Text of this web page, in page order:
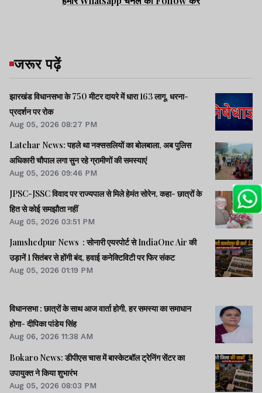
जरूर पढ़ें
झारखंड विधानसभा के 750 मीटर दायरे में धारा 163 लागू, धरना-
प्रदर्शन पर रोक
Aug 05, 2026 08:27 PM
Latehar News: पहले था नक्ससलियों का बोलबाला, अब पुलिस
अधिकारी चौपाल लगा सुन रहे ग्रामीणों की समस्याएं
Aug 05, 2026 09:46 PM
JPSC-JSSC विवाद पर राज्यपाल से मिले हेमंत सोरेन, कहा- छात्रों के
हित से कोई समझौता नहीं
Aug 05, 2026 03:51 PM
Jamshedpur News : सोनारी एयरपोर्ट से IndiaOne Air की
उड़ानें 1 सितंबर से होंगी बंद, हवाई कनेक्टिविटी पर फिर संकट
Aug 05, 2026 01:19 PM
विधानसभा : छात्रों के साथ आज वार्ता होगी, हर समस्या का समाधान
होगा- दीपिका पांडेय सिंह
Aug 06, 2026 11:38 AM
Bokaro News: डीपीएस चास में बास्केटबॉल ट्रेनिंग सेंटर का
उपायुक्त ने किया शुभारंभ
Aug 05, 2026 08:03 PM